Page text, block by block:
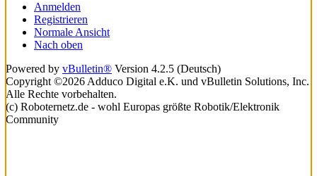
Anmelden
Registrieren
Normale Ansicht
Nach oben
Powered by vBulletin® Version 4.2.5 (Deutsch)
Copyright ©2026 Adduco Digital e.K. und vBulletin Solutions, Inc.
Alle Rechte vorbehalten.
(c) Roboternetz.de - wohl Europas größte Robotik/Elektronik
Community